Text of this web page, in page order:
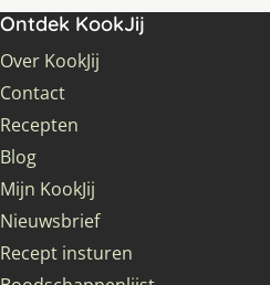
Ontdek KookJij
Over KookJij
Contact
Recepten
Blog
Mijn KookJij
Nieuwsbrief
Recept insturen